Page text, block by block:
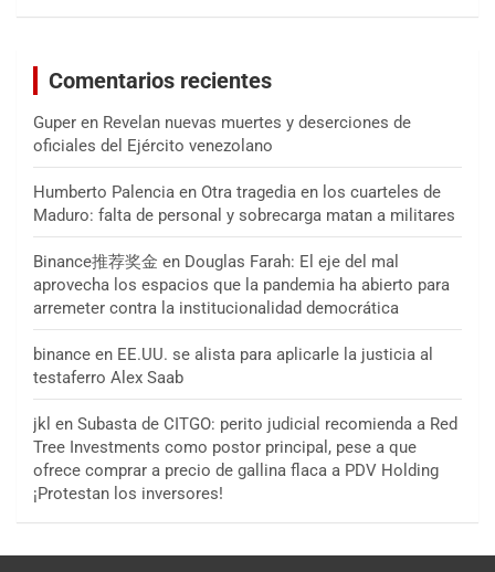
Comentarios recientes
Guper en Revelan nuevas muertes y deserciones de
oficiales del Ejército venezolano
Humberto Palencia en Otra tragedia en los cuarteles de
Maduro: falta de personal y sobrecarga matan a militares
Binance推荐奖金 en Douglas Farah: El eje del mal
aprovecha los espacios que la pandemia ha abierto para
arremeter contra la institucionalidad democrática
binance en EE.UU. se alista para aplicarle la justicia al
testaferro Alex Saab
jkl en Subasta de CITGO: perito judicial recomienda a Red
Tree Investments como postor principal, pese a que
ofrece comprar a precio de gallina flaca a PDV Holding
¡Protestan los inversores!